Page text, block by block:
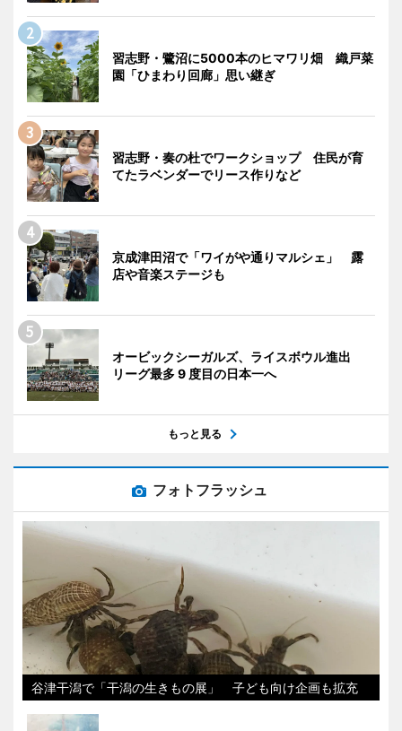
習志野・鷺沼に5000本のヒマワリ畑 織戸菜
園「ひまわり回廊」思い継ぎ
習志野・奏の杜でワークショップ 住民が育
てたラベンダーでリース作りなど
京成津田沼で「ワイがや通りマルシェ」 露
店や音楽ステージも
オービックシーガルズ、ライスボウル進出
リーグ最多 9 度目の日本一へ
もっと見る
フォトフラッシュ
谷津干潟で「干潟の生きもの展」 子ども向け企画も拡充